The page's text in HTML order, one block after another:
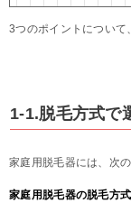
3つのポイントについて
1-1.脱毛方式で
家庭用脱毛器には、次
家庭用脱毛器の脱毛方